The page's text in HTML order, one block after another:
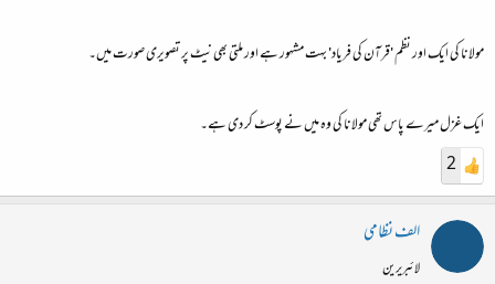
مولانا کی ایک اور نظم 'قرآن کی فریاد' بہت مشہور ہے اور ملتی بھی نیٹ پر تصویری صورت میں۔
ایک غزل میرے پاس تھی مولانا کی وہ میں نے پوسٹ کر دی ہے۔
2
الف نظامی
لائبریرین